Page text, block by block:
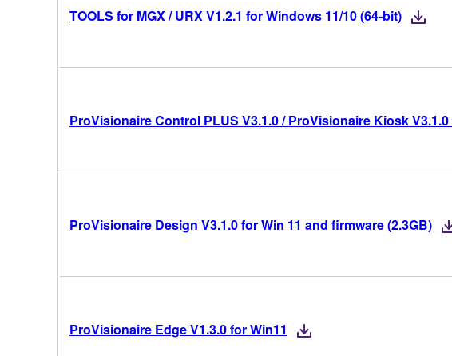
TOOLS for MGX / URX V1.2.1 for Windows 11/10 (64-bit)
ProVisionaire Control PLUS V3.1.0 / ProVisionaire Kiosk V3.1.0
ProVisionaire Design V3.1.0 for Win 11 and firmware (2.3GB)
ProVisionaire Edge V1.3.0 for Win11